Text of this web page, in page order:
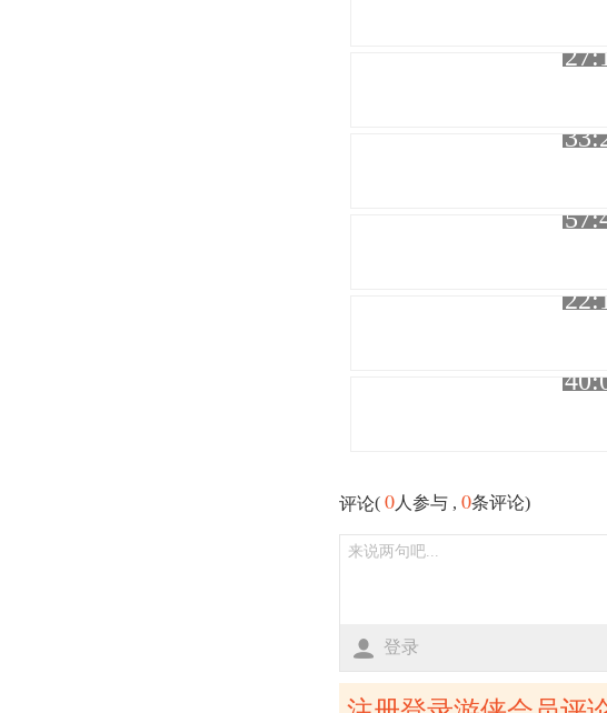
评论( 0人参与 , 0条评论)
登录